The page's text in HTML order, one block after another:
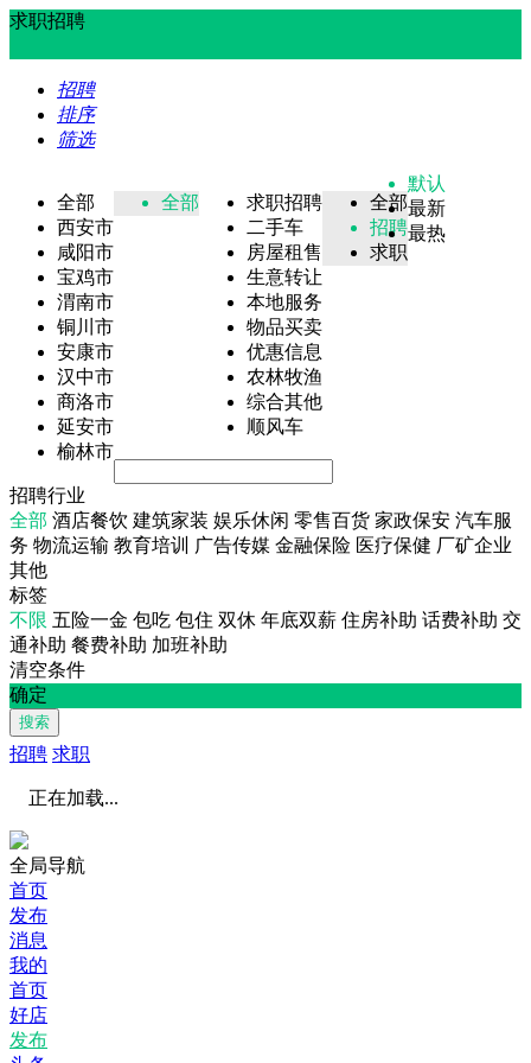
求职招聘
招聘
排序
筛选
全部
西安市
咸阳市
宝鸡市
渭南市
铜川市
安康市
汉中市
商洛市
延安市
榆林市
全部
求职招聘
二手车
房屋租售
生意转让
本地服务
物品买卖
优惠信息
农林牧渔
综合其他
顺风车
全部
招聘
求职
默认
最新
最热
招聘行业
全部 酒店餐饮 建筑家装 娱乐休闲 零售百货 家政保安 汽车服
务 物流运输 教育培训 广告传媒 金融保险 医疗保健 厂矿企业
其他
标签
不限 五险一金 包吃 包住 双休 年底双薪 住房补助 话费补助 交
通补助 餐费补助 加班补助
清空条件
确定
搜索
招聘 求职
正在加载...
全局导航
首页
发布
消息
我的
首页
好店
发布